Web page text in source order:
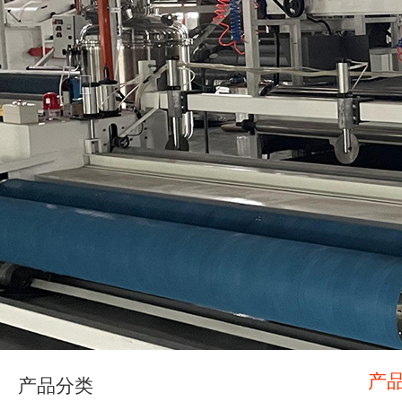
产品分类 产